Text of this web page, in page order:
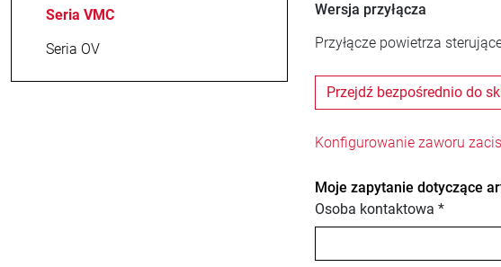
Seria VMC
Seria OV
Wersja przyłącza
Przyłącze powietrza
Przejdź bezpośrednio do
Konfigurowanie zaworu
Moje zapytanie dotyczące
Osoba kontaktowa *